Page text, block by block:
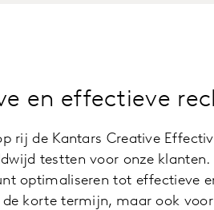
en effectieve
rij de Kantars Creative
testten voor onze
optimaliseren tot effectieve
korte termijn, maar ook